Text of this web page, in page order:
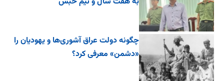
چگونه دولت عراق آشوری‌ها و یهودیان را
«دشمن» معرفی کرد؟